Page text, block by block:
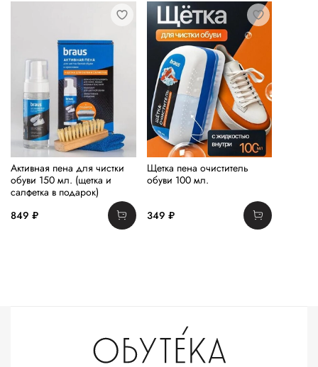
Активная пена для чистки
обуви 150 мл. (щетка и
салфетка в подарок)
849 ₽
Щетка пена очиститель
обуви 100 мл.
349 ₽